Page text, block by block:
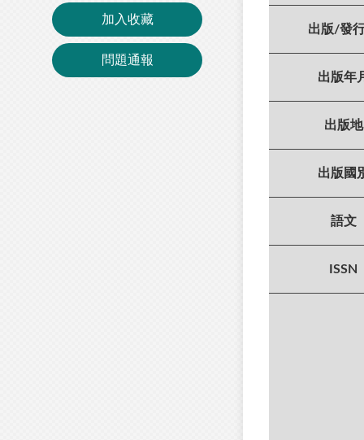
加入收藏
問題通報
出版/發
出版年
出版地
出版國
語文
ISSN